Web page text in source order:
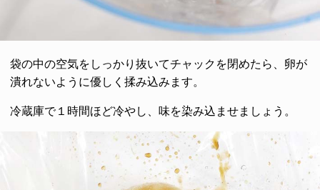
袋の中の空気をしっかり抜いてチャックを閉めたら、卵が
潰れないように優しく揉み込みます。
冷蔵庫で１時間ほど冷やし、味を染み込ませましょう。